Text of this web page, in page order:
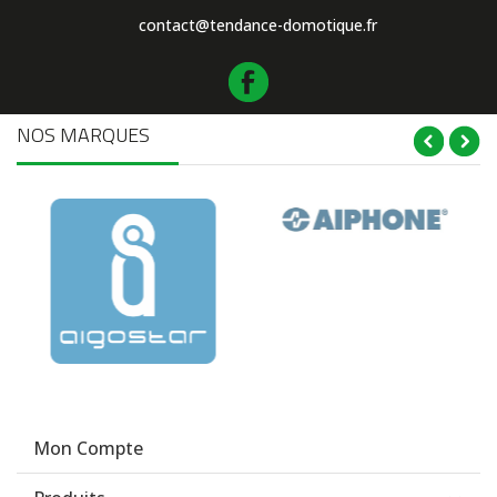
contact@tendance-domotique.fr
NOS MARQUES
Mon Compte